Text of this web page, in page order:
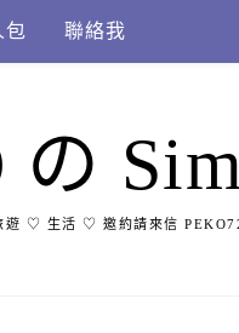
包 聯絡我
の
♡ 生活 ♡ 邀約請來信